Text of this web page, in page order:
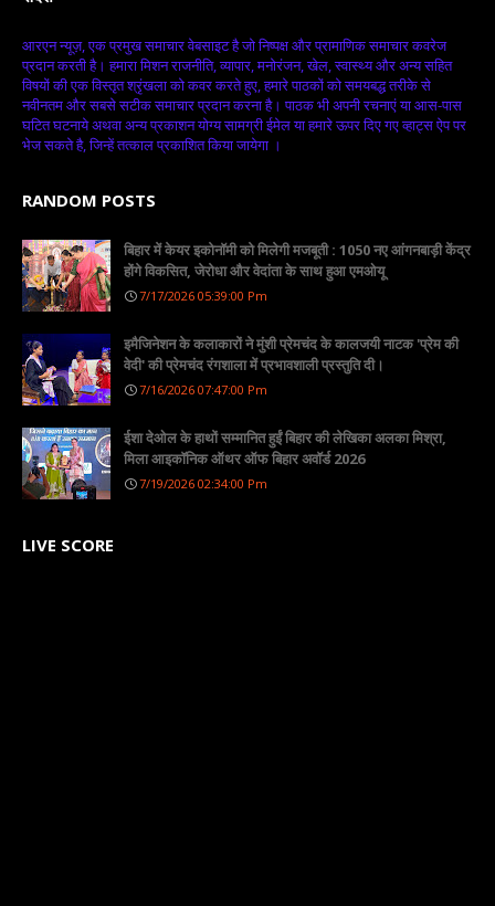
आरएन न्यूज़, एक प्रमुख समाचार वेबसाइट है जो निष्पक्ष और प्रामाणिक समाचार कवरेज
प्रदान करती है। हमारा मिशन राजनीति, व्यापार, मनोरंजन, खेल, स्वास्थ्य और अन्य सहित
विषयों की एक विस्तृत श्रृंखला को कवर करते हुए, हमारे पाठकों को समयबद्ध तरीके से
नवीनतम और सबसे सटीक समाचार प्रदान करना है। पाठक भी अपनी रचनाएं या आस-पास
घटित घटनाये अथवा अन्य प्रकाशन योग्य सामग्री ईमेल या हमारे ऊपर दिए गए व्हाट्स ऐप पर
भेज सकते है, जिन्हें तत्काल प्रकाशित किया जायेगा ।
RANDOM POSTS
बिहार में केयर इकोनॉमी को मिलेगी मजबूती : 1050 नए आंगनबाड़ी केंद्र
होंगे विकसित, जेरोधा और वेदांता के साथ हुआ एमओयू
7/17/2026 05:39:00 Pm
इमैजिनेशन के कलाकारों ने मुंशी प्रेमचंद के कालजयी नाटक 'प्रेम की
वेदी' की प्रेमचंद रंगशाला में प्रभावशाली प्रस्तुति दी।
7/16/2026 07:47:00 Pm
ईशा देओल के हाथों सम्मानित हुईं बिहार की लेखिका अलका मिश्रा,
मिला आइकॉनिक ऑथर ऑफ बिहार अवॉर्ड 2026
7/19/2026 02:34:00 Pm
LIVE SCORE